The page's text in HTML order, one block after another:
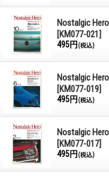
Nostalgic
[KM077-021]
495円 (税込)
Nostalgic
[KM077-019]
495円 (税込)
Nostalgic
[KM077-017]
495円 (税込)